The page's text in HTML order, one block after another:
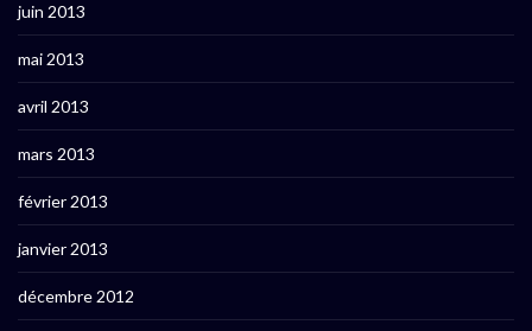
juin 2013
mai 2013
avril 2013
mars 2013
février 2013
janvier 2013
décembre 2012